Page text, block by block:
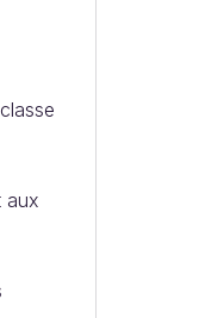
aux